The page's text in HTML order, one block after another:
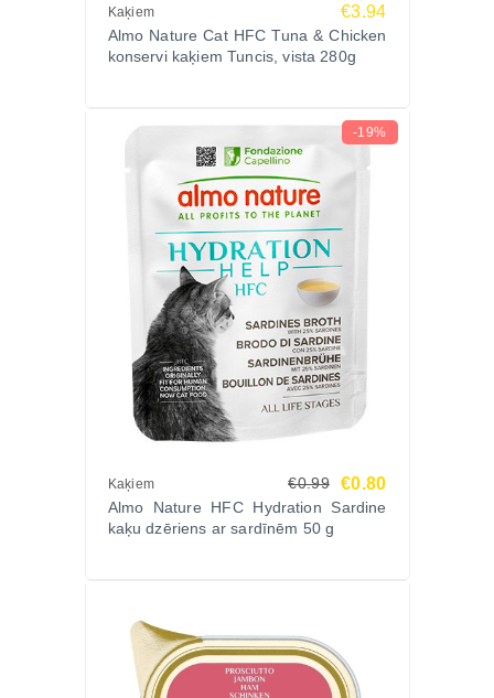
Kaķiem €3.94
Almo Nature Cat HFC Tuna & Chicken
konservi kaķiem Tuncis, vista 280g
-19%
Kaķiem €0.99 €0.80
Almo Nature HFC Hydration Sardine
kaķu dzēriens ar sardīnēm 50 g